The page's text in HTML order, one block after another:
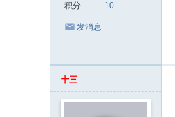
积分 10
发消息
十三